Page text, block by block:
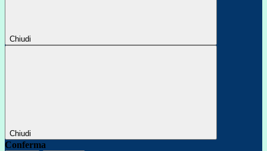
Chiudi
Chiudi
Conferma